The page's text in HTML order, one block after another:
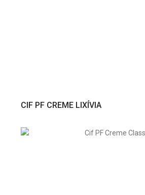
VER PRODUTO
CIF PF CREME LIXÍVIA